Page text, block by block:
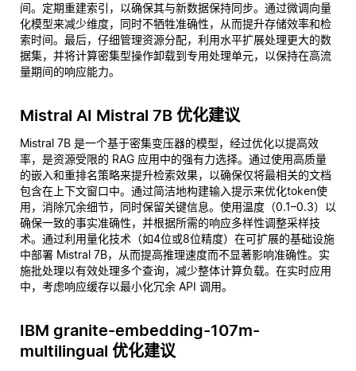
间。定期重建索引，以确保其与新数据保持同步。通过微调向量
化模型来减少维度，同时不牺牲准确性，从而提升存储效率和检
索时间。最后，仔细管理资源分配，利用水平扩展处理更大的数
据集，并将计算密集型操作卸载到专用处理单元，以保持在高流
量期间的响应能力。
Mistral AI Mistral 7B 优化建议
Mistral 7B 是一个基于密集变压器的模型，经过优化以提高效
率，是资源受限的 RAG 应用中的强有力选择。通过使用高质量
的嵌入和重排名策略来提升检索效果，以确保仅将最相关的文档
包含在上下文窗口中。通过简洁地构建输入提示来优化token使
用，消除冗余细节，同时保留关键信息。使用温度（0.1–0.3）以
确保一致的事实准确性，并根据所需的响应多样性调整采样技
术。通过利用量化技术（如4位或8位精度）在可扩展的基础设施
中部署 Mistral 7B，从而提高推理速度而不显著影响准确性。实
施批处理以有效处理多个查询，减少整体计算负载。在实时应用
中，考虑响应缓存以最小化冗余 API 调用。
IBM granite-embedding-107m-
multilingual 优化建议